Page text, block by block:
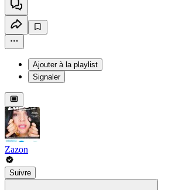
Ajouter à la playlist
Signaler
Zazon
Suivre